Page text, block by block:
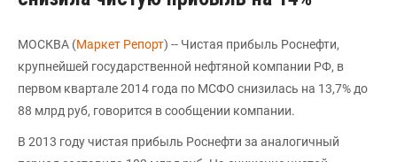
МОСКВА (Маркет Репорт) -- Чистая прибыль Роснефти,
крупнейшей государственной нефтяной компании РФ, в
первом квартале 2014 года по МСФО снизилась на 13,7% до
88 млрд руб, говорится в сообщении компании.
В 2013 году чистая прибыль Роснефти за аналогичный